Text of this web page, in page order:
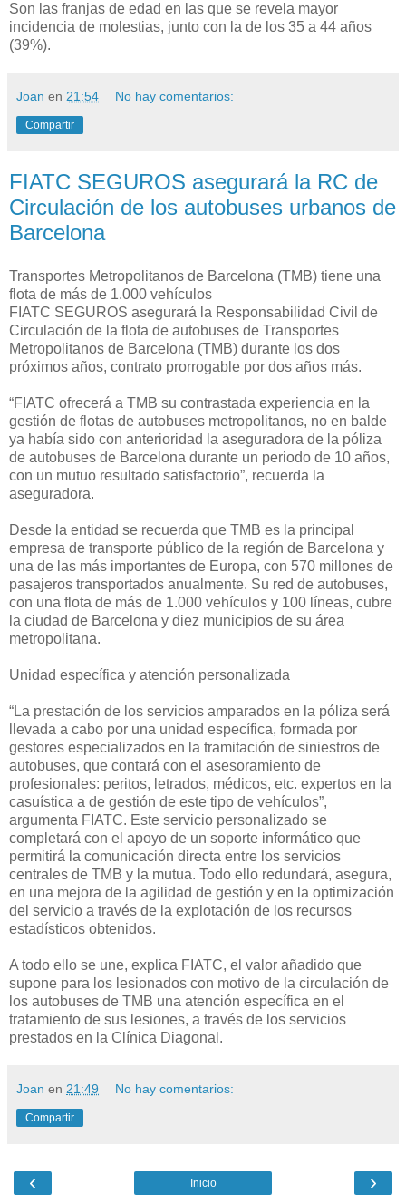
Son las franjas de edad en las que se revela mayor
incidencia de molestias, junto con la de los 35 a 44 años
(39%).
Joan en 21:54 No hay comentarios:
Compartir
FIATC SEGUROS asegurará la RC de
Circulación de los autobuses urbanos de
Barcelona
Transportes Metropolitanos de Barcelona (TMB) tiene una
flota de más de 1.000 vehículos
FIATC SEGUROS asegurará la Responsabilidad Civil de
Circulación de la flota de autobuses de Transportes
Metropolitanos de Barcelona (TMB) durante los dos
próximos años, contrato prorrogable por dos años más.
“FIATC ofrecerá a TMB su contrastada experiencia en la
gestión de flotas de autobuses metropolitanos, no en balde
ya había sido con anterioridad la aseguradora de la póliza
de autobuses de Barcelona durante un periodo de 10 años,
con un mutuo resultado satisfactorio”, recuerda la
aseguradora.
Desde la entidad se recuerda que TMB es la principal
empresa de transporte público de la región de Barcelona y
una de las más importantes de Europa, con 570 millones de
pasajeros transportados anualmente. Su red de autobuses,
con una flota de más de 1.000 vehículos y 100 líneas, cubre
la ciudad de Barcelona y diez municipios de su área
metropolitana.
Unidad específica y atención personalizada
“La prestación de los servicios amparados en la póliza será
llevada a cabo por una unidad específica, formada por
gestores especializados en la tramitación de siniestros de
autobuses, que contará con el asesoramiento de
profesionales: peritos, letrados, médicos, etc. expertos en la
casuística a de gestión de este tipo de vehículos”,
argumenta FIATC. Este servicio personalizado se
completará con el apoyo de un soporte informático que
permitirá la comunicación directa entre los servicios
centrales de TMB y la mutua. Todo ello redundará, asegura,
en una mejora de la agilidad de gestión y en la optimización
del servicio a través de la explotación de los recursos
estadísticos obtenidos.
A todo ello se une, explica FIATC, el valor añadido que
supone para los lesionados con motivo de la circulación de
los autobuses de TMB una atención específica en el
tratamiento de sus lesiones, a través de los servicios
prestados en la Clínica Diagonal.
Joan en 21:49 No hay comentarios:
Compartir
‹ ›
Inicio